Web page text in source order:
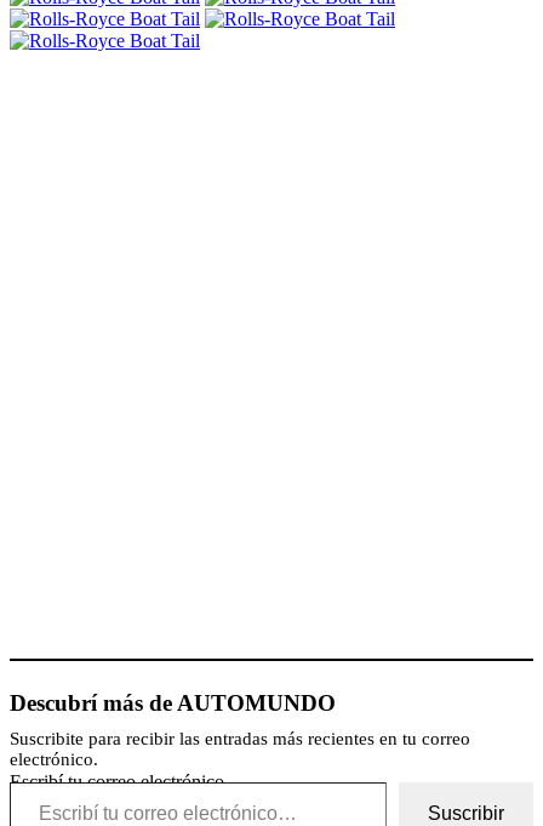
Descubrí más de AUTOMUNDO
Suscribite para recibir las entradas más recientes en tu correo
electrónico.
Escribí tu correo electrónico…
Suscribir